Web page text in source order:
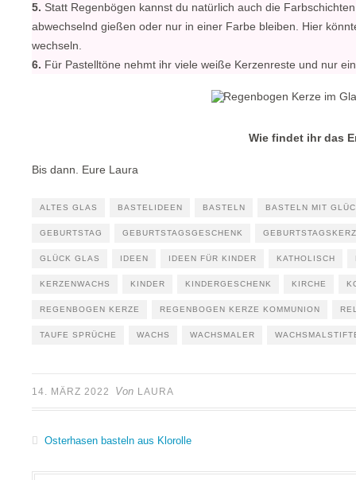
5. Statt Regenbögen kannst du natürlich auch die
abwechselnd gießen oder nur in einer Farbe bleiben. Hier
wechseln.
6. Für Pastelltöne nehmt ihr viele weiße Kerzenreste und nur
Wie findet ihr das
Bis dann. Eure Laura
ALTES GLAS BASTELIDEEN BASTELN BASTELN MIT
GEBURTSTAG GEBURTSTAGSGESCHENK
GLÜCK GLAS IDEEN IDEEN FÜR KINDER KATHOLISCH
KERZENWACHS KINDER KINDERGESCHENK KIRCHE
REGENBOGEN KERZE REGENBOGEN KERZE KOMMUNION
TAUFE SPRÜCHE WACHS WACHSMALER
14. MÄRZ 2022 Von LAURA
Osterhasen basteln aus Klorolle